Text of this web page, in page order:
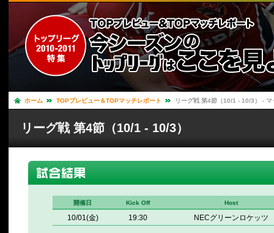
ホーム TOPプレビュー＆TOPマッチレポート リーグ戦 第4節（10/1 - 10/3） - マ
リーグ戦 第4節（10/1 - 10/3）
開催日 Kick Off Host
10/01(金) 19:30 NECグリーンロケッツ